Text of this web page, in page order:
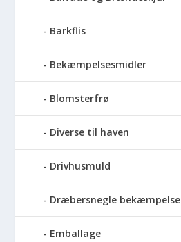
Barkflis
Bekæmpelsesmidler
Blomsterfrø
Diverse til haven
Drivhusmuld
Dræbersnegle bekæmpelse
Emballage